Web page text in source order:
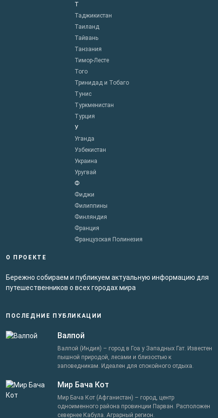
Т
Таджикистан
Таиланд
Тайвань
Танзания
Тимор-Лесте
Того
Тринидад и Тобаго
Тунис
Туркменистан
Турция
У
Уганда
Узбекистан
Украина
Уругвай
Ф
Фиджи
Филиппины
Финляндия
Франция
Французская Полинезия
О ПРОЕКТЕ
Бережно собираем и публикуем актуальную информацию для
путешественников о всех городах мира
ПОСЛЕДНИЕ ПУБЛИКАЦИИ
Валпой
Валпой (Индия) – город в Гоа у Западных Гат. Известен
пышной природой, лесами и близостью к
заповедникам. Идеален для спокойного отдыха.
Мир Бача Кот
Мир Бача Кот (Афганистан) – город, центр
одноименного района провинции Парван. Расположен
севернее Кабула. Аграрный регион.